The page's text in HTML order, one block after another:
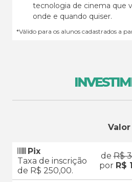
tecnologia de cinema que
onde e quando quiser.
*Válido para os alunos cadastrados a
Pix
Taxa de inscrição
de R$ 250,00.
deR$
por R$